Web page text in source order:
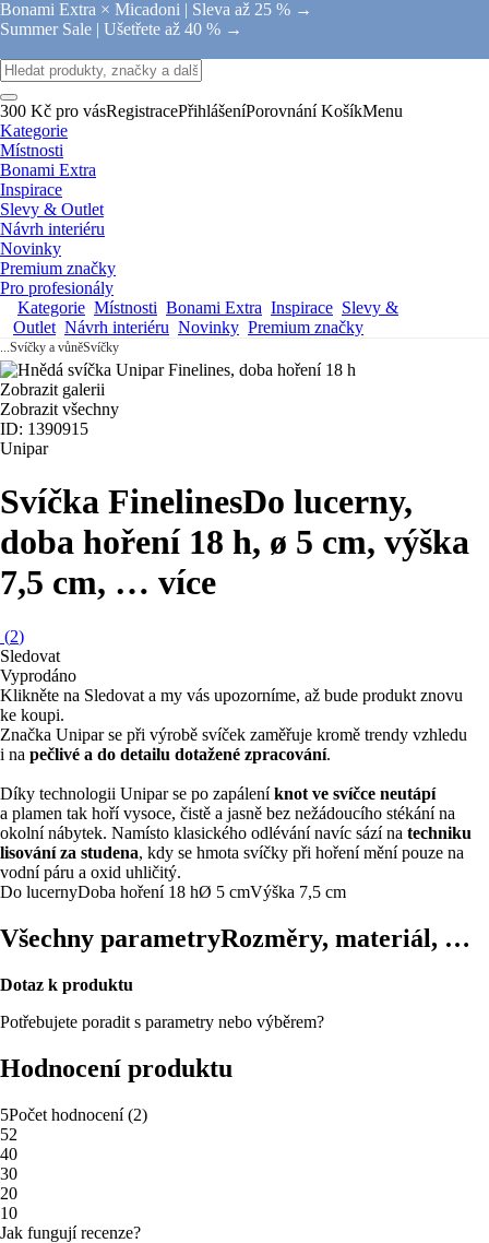
Bonami Extra × Micadoni | Sleva až 25 % →
Summer Sale | Ušetřete až 40 % →
300 Kč pro vásRegistracePřihlášeníPorovnání KošíkMenu
Kategorie
Místnosti
Bonami Extra
Inspirace
Slevy & Outlet
Návrh interiéru
Novinky
Premium značky
Pro profesionály
Kategorie Místnosti Bonami Extra Inspirace Slevy &
Outlet Návrh interiéru Novinky Premium značky
...Svíčky a vůněSvíčky
Zobrazit galerii
Zobrazit všechny
ID: 1390915
Unipar
Svíčka FinelinesDo lucerny,
doba hoření 18 h, ø 5 cm, výška
7,5 cm, … více
(2)
Sledovat
Vyprodáno
Klikněte na Sledovat a my vás upozorníme, až bude produkt znovu
ke koupi.
Značka Unipar se při výrobě svíček zaměřuje kromě trendy vzhledu
i na pečlivé a do detailu dotažené zpracování.
Díky technologii Unipar se po zapáleníknot ve svíčce neutápí
a plamen tak hoří vysoce, čistě a jasně bez nežádoucího stékání na
okolní nábytek. Namísto klasického odlévání navíc sází na techniku
lisování za studena, kdy se hmota svíčky při hoření mění pouze na
vodní páru a oxid uhličitý.
Do lucernyDoba hoření 18 hØ 5 cmVýška 7,5 cm
Všechny parametryRozměry, materiál, …
Dotaz k produktu
Potřebujete poradit s parametry nebo výběrem?
Hodnocení produktu
5Počet hodnocení(2)
52
40
30
20
10
Jak fungují recenze?